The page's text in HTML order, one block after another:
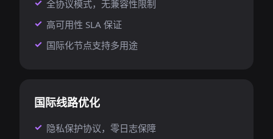
全协议模式，无兼容性限制
高可用性 SLA 保证
国际化节点支持多用途
国际线路优化
隐私保护协议，零日志保障